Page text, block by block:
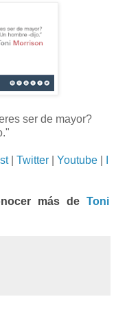
ser de mayor?
| Twitter Youtube
más deToni